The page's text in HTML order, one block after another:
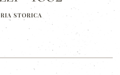
STORICA